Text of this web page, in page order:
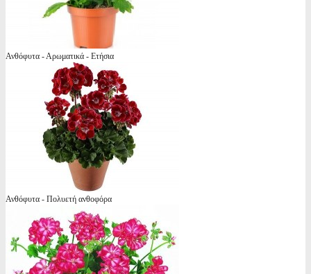
Ανθόφυτα - Αρωματικά - Ετήσια
Ανθόφυτα - Πολυετή ανθοφόρα